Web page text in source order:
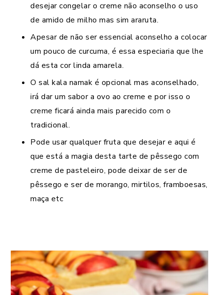
desejar congelar o creme não aconselho o uso
de amido de milho mas sim araruta.
Apesar de não ser essencial aconselho a colocar
um pouco de curcuma, é essa especiaria que lhe
dá esta cor linda amarela.
O sal kala namak é opcional mas aconselhado,
irá dar um sabor a ovo ao creme e por isso o
creme ficará ainda mais parecido com o
tradicional.
Pode usar qualquer fruta que desejar e aqui é
que está a magia desta tarte de pêssego com
creme de pasteleiro, pode deixar de ser de
pêssego e ser de morango, mirtilos, framboesas,
maça etc